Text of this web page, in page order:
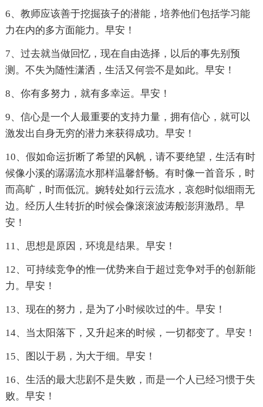
6、教师应该善于挖掘孩子的潜能，培养他们包括学习能
力在内的多方面能力。早安！
7、过去就当做回忆，现在自由选择，以后的事先别预
测。不失为随性潇洒，生活又何尝不是如此。早安！
8、你有多努力，就有多幸运。早安！
9、信心是一个人最重要的支持力量，拥有信心，就可以
激发出自身无穷的潜力来获得成功。早安！
10、假如命运折断了希望的风帆，请不要绝望，生活有时
候像小溪的潺潺流水那样温馨舒畅。有时像一首音乐，时
而高旷，时而低沉。婉转处如行云流水，哀怨时似细雨无
边。经历人生转折的时候会像滚滚波涛般澎湃激昂。早
安！
11、思想是原因，环境是结果。早安！
12、可持续竞争的惟一优势来自于超过竞争对手的创新能
力。早安！
13、现在的努力，是为了小时候吹过的牛。早安！
14、当太阳落下，又升起来的时候，一切都变了。早安！
15、图以于易，为大于细。早安！
16、生活的最大悲剧不是失败，而是一个人已经习惯于失
败。早安！